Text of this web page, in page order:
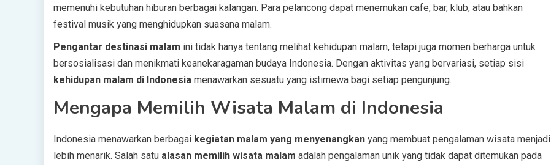
memenuhi kebutuhan hiburan berbagai kalangan. Para pelancong dapat menemukan cafe, bar, klub, atau bahkan
festival musik yang menghidupkan suasana malam.
Pengantar destinasi malam ini tidak hanya tentang melihat kehidupan malam, tetapi juga momen berharga untuk
bersosialisasi dan menikmati keanekaragaman budaya Indonesia. Dengan aktivitas yang bervariasi, setiap sisi
kehidupan malam di Indonesia menawarkan sesuatu yang istimewa bagi setiap pengunjung.
Mengapa Memilih Wisata Malam di Indonesia
Indonesia menawarkan berbagai kegiatan malam yang menyenangkan yang membuat pengalaman wisata menjadi
lebih menarik. Salah satu alasan memilih wisata malam adalah pengalaman unik yang tidak dapat ditemukan pada